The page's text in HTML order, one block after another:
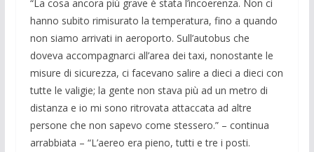
“La cosa ancora più grave è stata l’incoerenza. Non ci
hanno subito rimisurato la temperatura, fino a quando
non siamo arrivati in aeroporto. Sull’autobus che
doveva accompagnarci all’area dei taxi, nonostante le
misure di sicurezza, ci facevano salire a dieci a dieci con
tutte le valigie; la gente non stava più ad un metro di
distanza e io mi sono ritrovata attaccata ad altre
persone che non sapevo come stessero.” – continua
arrabbiata – “L’aereo era pieno, tutti e tre i posti.